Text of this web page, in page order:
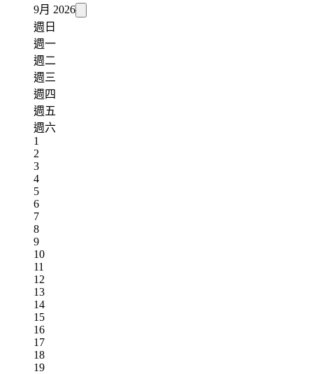
9月 2026
週日
週一
週二
週三
週四
週五
週六
1
2
3
4
5
6
7
8
9
10
11
12
13
14
15
16
17
18
19